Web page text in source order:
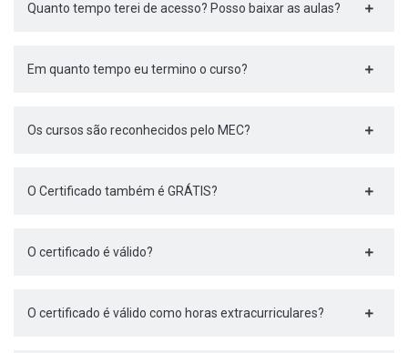
Quanto tempo terei de acesso? Posso baixar as aulas?
Em quanto tempo eu termino o curso?
Os cursos são reconhecidos pelo MEC?
O Certificado também é GRÁTIS?
O certificado é válido?
O certificado é válido como horas extracurriculares?